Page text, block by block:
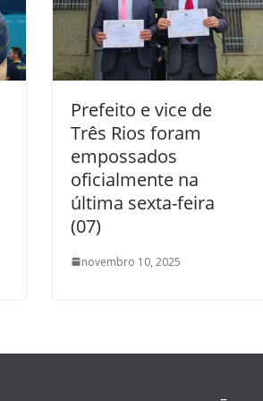
Prefeito e vice de
Três Rios foram
empossados
oficialmente na
última sexta-feira
(07)
novembro 10, 2025